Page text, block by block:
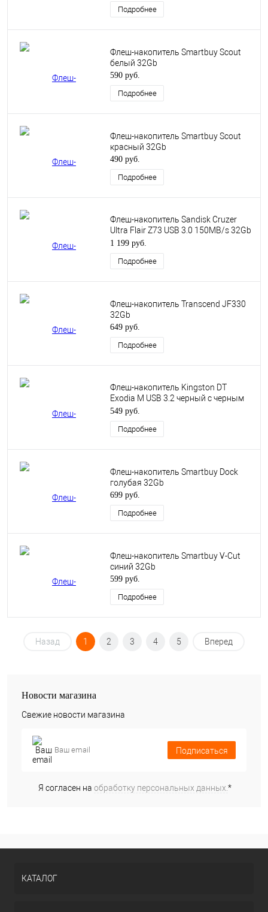
Подробнее
Флеш-накопитель Smartbuy Scout
белый 32Gb
590 руб.
Подробнее
Флеш-накопитель Smartbuy Scout
красный 32Gb
490 руб.
Подробнее
Флеш-накопитель Sandisk Cruzer
Ultra Flair Z73 USB 3.0 150MB/s 32Gb
серебристо-черный
1 199 руб.
Подробнее
Флеш-накопитель Transcend JF330
32Gb
649 руб.
Подробнее
Флеш-накопитель Kingston DT
Exodia M USB 3.2 черный с черным
колпачком 32Gb
549 руб.
Подробнее
Флеш-накопитель Smartbuy Dock
голубая 32Gb
699 руб.
Подробнее
Флеш-накопитель Smartbuy V-Cut
синий 32Gb
599 руб.
Подробнее
Назад 1 2 3 4 5 Вперед
Новости магазина
Свежие новости магазина
Подписаться
Я согласен на обработку персональных данных.*
КАТАЛОГ